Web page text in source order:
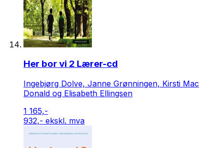
Her bor vi 2 Lærer-cd
Ingebjørg Dolve, Janne Grønningen, Kirsti Mac
Donald og Elisabeth Ellingsen
1 165,-
932,- ekskl. mva